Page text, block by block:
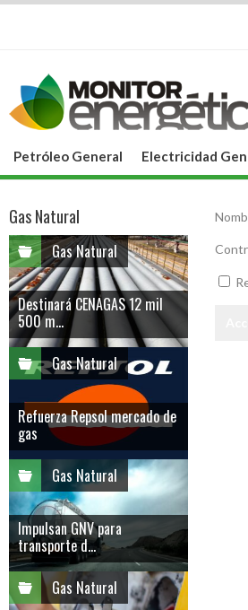
Petróleo General Electricidad
Gas Natural
Gas Natural
Destinará CENAGAS 12 mil
500 m...
Gas Natural
Refuerza Repsol mercado de
gas
Gas Natural
Impulsan GNV para
transporte d...
Gas Natural